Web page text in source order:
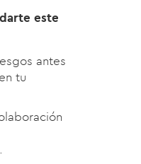
este
antes
tu